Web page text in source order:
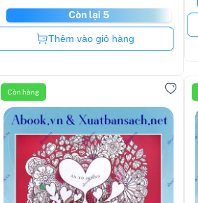
Còn lại 5
Còn hàng
Thêm vào giỏ hàng
Còn hàng